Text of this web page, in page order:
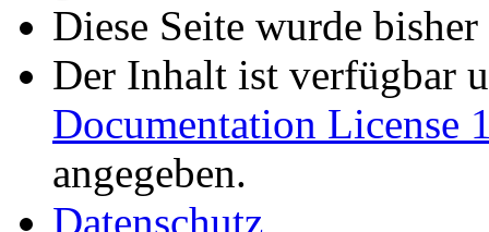
Diese Seite wurde
Der Inhalt ist verfügbar
Documentation License
angegeben.
Datenschutz